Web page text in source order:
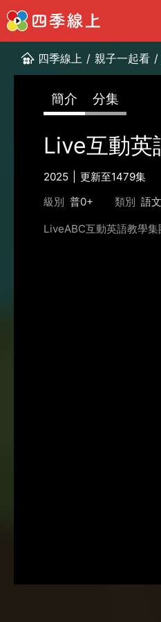
四季線上 / 親子一起看 /
簡介 分集
Live互動英
2025
更新至1479集
級別 普0+ 類別 語
LiveABC互動英語教學集